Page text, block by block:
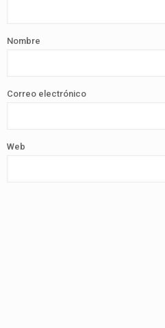
Nombre
Correo electrónico
Web